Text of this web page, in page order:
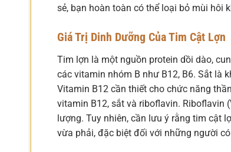
sẻ, bạn hoàn toàn có thể loại bỏ mùi hôi
Giá Trị Dinh Dưỡng Của Tim Cật Lợn
Tim lợn là một nguồn protein dồi dào,
các vitamin nhóm B như B12, B6. Sắt là
Vitamin B12 cần thiết cho chức năng
vitamin B12, sắt và riboflavin. Riboflavin
lượng. Tuy nhiên, cần lưu ý rằng tim cật
vừa phải, đặc biệt đối với những người